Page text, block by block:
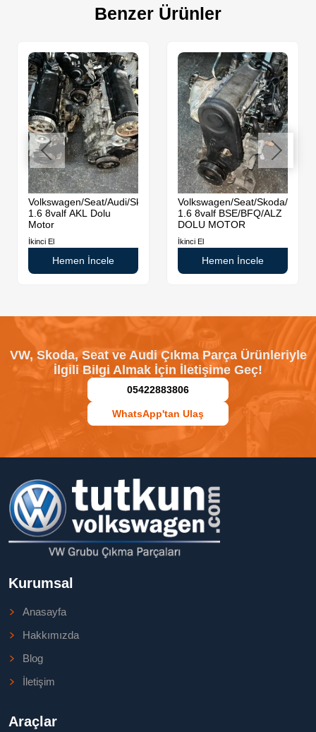
Benzer Ürünler
Volkswagen/Seat/Audi/Skoda
1.6 8valf AKL Dolu
Motor
İkinci El
Hemen İncele
Volkswagen/Seat/Skoda/Audi
1.6 8valf BSE/BFQ/ALZ
DOLU MOTOR
İkinci El
Hemen İncele
VW, Skoda, Seat ve Audi Çıkma Parça Ürünleriyle
İlgili Bilgi Almak İçin İletişime Geç!
05422883806
WhatsApp'tan Ulaş
Kurumsal
Anasayfa
Hakkımızda
Blog
İletişim
Araçlar